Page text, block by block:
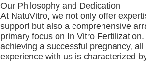
Our Philosophy and Dedication
At NatuVitro, we not only offer
support but also a comprehensive
primary focus on In Vitro
achieving a successful pregnancy,
experience with us is characterized